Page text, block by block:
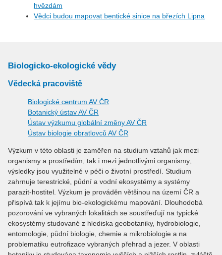
hvězdám
Vědci budou mapovat bentické sinice na březích Lipna
Biologicko-ekologické vědy
Vědecká pracoviště
Biologické centrum AV ČR
Botanický ústav AV ČR
Ústav výzkumu globální změny AV ČR
Ústav biologie obratlovců AV ČR
Výzkum v této oblasti je zaměřen na studium vztahů jak mezi
organismy a prostředím, tak i mezi jednotlivými organismy;
výsledky jsou využitelné v péči o životní prostředí. Studium
zahrnuje terestrické, půdní a vodní ekosystémy a systémy
parazit-hostitel. Výzkum je prováděn většinou na území ČR a
přispívá tak k jejímu bio-ekologickému mapování. Dlouhodobá
pozorování ve vybraných lokalitách se soustřeďují na typické
ekosystémy studované z hlediska geobotaniky, hydrobiologie,
entomologie, půdní biologie, chemie a mikrobiologie a na
problematiku eutrofizace vybraných přehrad a jezer. V oblasti